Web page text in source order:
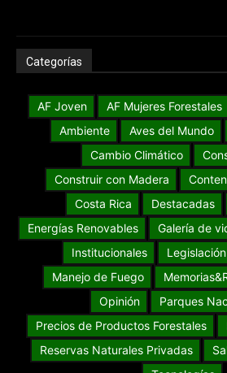
Categorías
AF Joven AF Mujeres Forestales
Ambiente
Aves del Mundo
Cambio Climático
Construir con Madera
Costa Rica
Destacadas
Energías Renovables
Galería de
Institucionales
Manejo de Fuego
Opinión
Parques
Precios de Productos Forestales
Reservas Naturales Privadas